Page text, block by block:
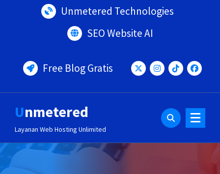
Unmetered Technologies
SEO Website AI
Free Blog Gratis
Unmetered
Layanan Web Hosting Unlimited